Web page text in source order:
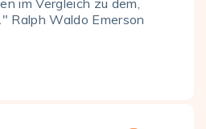
im Vergleich zu dem,
Ralph Waldo Emerson